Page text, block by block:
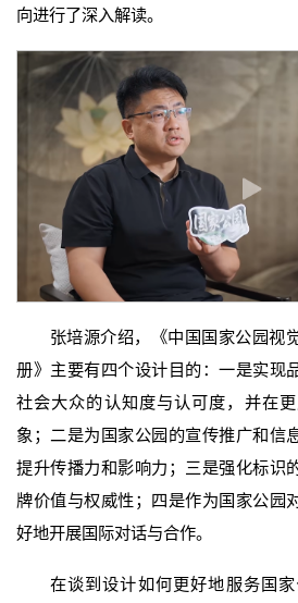
向进行了深入解读。
张培源介绍，《中国国家公园视
册》主要有四个设计目的：一是实现
社会大众的认知度与认可度，并在
象；二是为国家公园的宣传推广和信
提升传播力和影响力；三是强化标识
牌价值与权威性；四是作为国家公园
好地开展国际对话与合作。
在谈到设计如何更好地服务国